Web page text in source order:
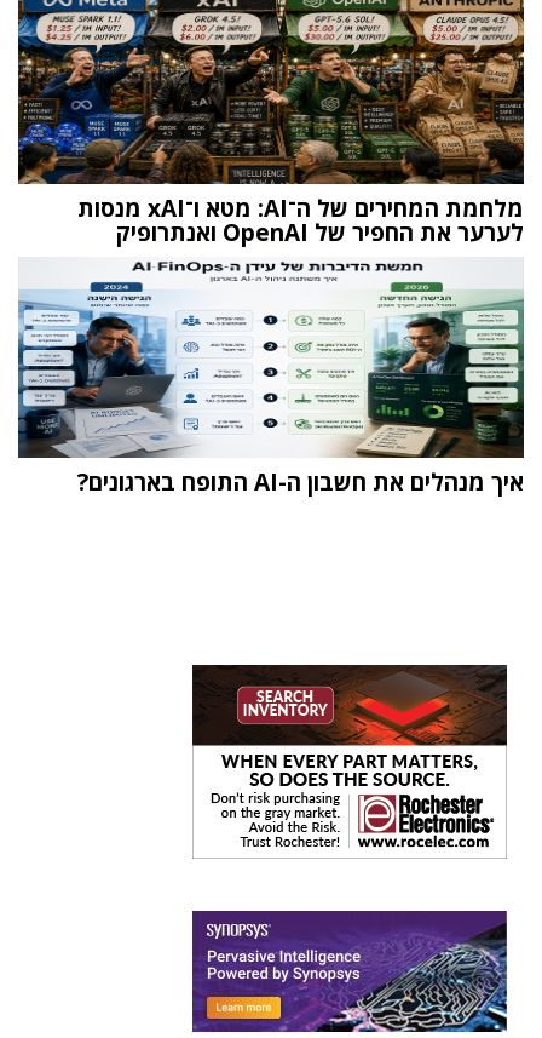
מלחמת המחירים של ה־AI: מטא ו־xAI מנסות
לערער את החפיר של OpenAI ואנתרופיק
איך מנהלים את חשבון ה-AI התופח בארגונים?